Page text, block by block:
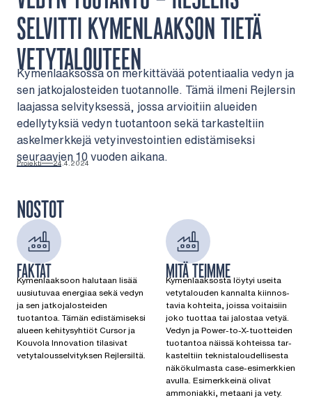
SELVITTI KYMENLAAKSON TIETÄ
VETYTALOUTEEN
Kymenlaaksossa on merkittävää potentiaalia vedyn ja
sen jatkojalosteiden tuotannolle. Tämä ilmeni Rejlersin
laajassa selvityksessä, jossa arvioitiin alueiden
edellytyksiä vedyn tuotantoon sekä tarkasteltiin
askelmerkkejä vetyinvestointien edistämiseksi
seuraavien 10 vuoden aikana.
Projekti 24.4.2024
NOSTOT
FAKTAT
Kymenlaaksoon halutaan lisää
uusiutuvaa energiaa sekä vedyn
ja sen jatkojalosteiden
tuotantoa. Tämän edistämiseksi
alueen kehitysyhtiöt Cursor ja
Kouvola Innovation tilasivat
vetytalousselvityksen Rejlersiltä.
MITÄ TEIMME
Kymenlaaksosta löytyi useita
vetytalouden kannalta kiinnos-
tavia kohteita, joissa voitaisiin
joko tuottaa tai jalostaa vetyä.
Vedyn ja Power-to-X-tuotteiden
tuotantoa näissä kohteissa tar-
kasteltiin teknistaloudellisesta
näkökulmasta case-esimerkkien
avulla. Esimerkkeinä olivat
ammoniakki, metaani ja vety.